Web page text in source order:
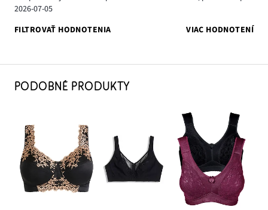
2026-07-05
FILTROVAŤ HODNOTENIA
VIAC HODNOTENÍ
PODOBNÉ PRODUKTY